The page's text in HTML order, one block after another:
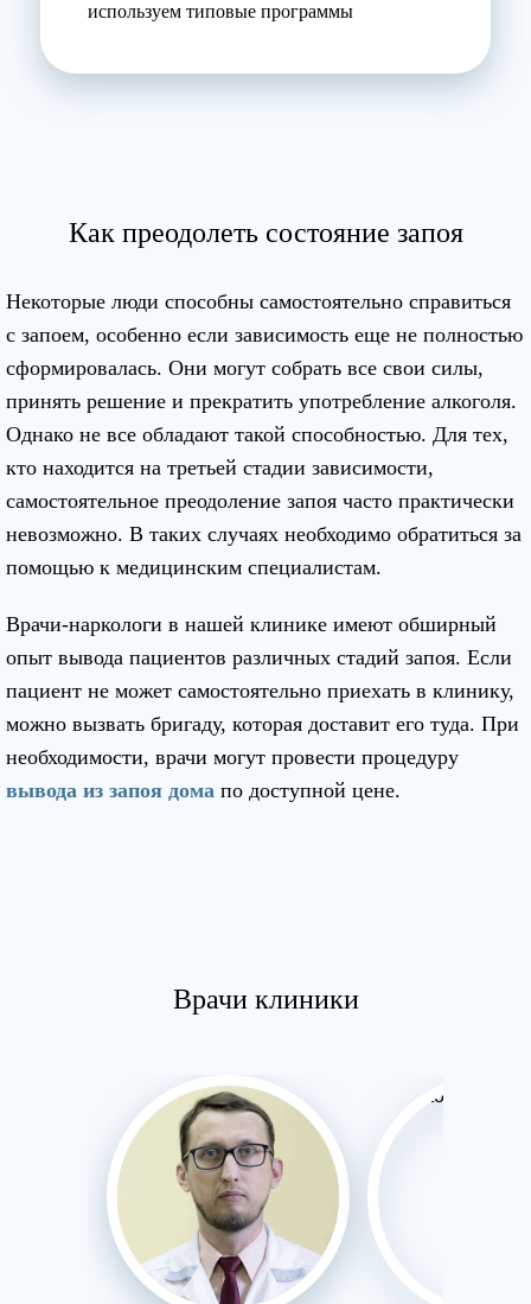
используем типовые программы
Как преодолеть состояние запоя
Некоторые люди способны самостоятельно справиться
с запоем, особенно если зависимость еще не полностью
сформировалась. Они могут собрать все свои силы,
принять решение и прекратить употребление алкоголя.
Однако не все обладают такой способностью. Для тех,
кто находится на третьей стадии зависимости,
самостоятельное преодоление запоя часто практически
невозможно. В таких случаях необходимо обратиться за
помощью к медицинским специалистам.
Врачи-наркологи в нашей клинике имеют обширный
опыт вывода пациентов различных стадий запоя. Если
пациент не может самостоятельно приехать в клинику,
можно вызвать бригаду, которая доставит его туда. При
необходимости, врачи могут провести процедуру
вывода из запоя дома по доступной цене.
Врачи клиники